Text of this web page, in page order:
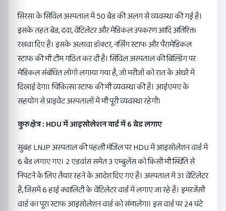
सिरसा के सिविल अस्पताल में 50 बेड की अलग से व्यवस्था की गई है।
इसके तहत बेड, दवा, वेंटिलेटर और मेडिकल उपकरण आदि अतिरिक्त
रखवा दिए हैं। इसके अलावा डॉक्टर, नर्सिंग स्टाफ और पैरामेडिकल
स्टाफ की भी टीम गठित कर दी है। सिविल अस्पताल की बिल्डिंग पर
मेडिकल संबंधित लोगो लगाया गया है, जो मरीजों को रात के अंधरे में
दिखाई देगा। चिकित्सा स्टाफ की भी व्यवस्था की है। आईएमए के
सहयोग से प्राइवेट अस्पतालों में भी पूरी व्यवस्था रहेगी।
कुरुक्षेत्र : HDU में आइसोलेशन वार्ड में 6 बेड लगाए
सुबह LNJP अस्पताल की पहली मंजिल पर HDU में आइसोलेशन वार्ड में
6 बेड लगाए गए। 2 एडवांस समेत 3 एम्बुलेंस को किसी भी स्थिति से
निपटने के लिए तैयार रहने के आदेश दिए गए हैं। अस्पताल में 31 वेंटिलेटर
हैं, जिसमें 6 हाई क्वालिटी के वेंटिलेटर वार्ड में लगाए जा रहे हैं। इमरजेंसी
वार्ड का पूरा स्टाफ आइसोलेशन वार्ड को संभालेगा। इस वार्ड पर 24 घंटे